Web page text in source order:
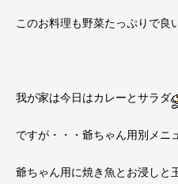
このお料理も野菜たっぷりで良
我が家は今日はカレーとサラダ
ですが・・・爺ちゃん用別メニ
爺ちゃん用に焼き魚とお浸しと